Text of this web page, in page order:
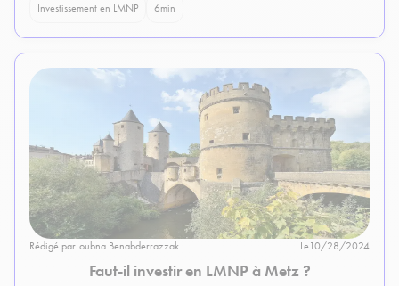
Investissement en LMNP 6min
Rédigé parLoubna Benabderrazzak Le10/28/2024
Faut-il investir en LMNP à Metz ?